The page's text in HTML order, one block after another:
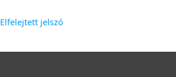
Elfelejtett jelszó